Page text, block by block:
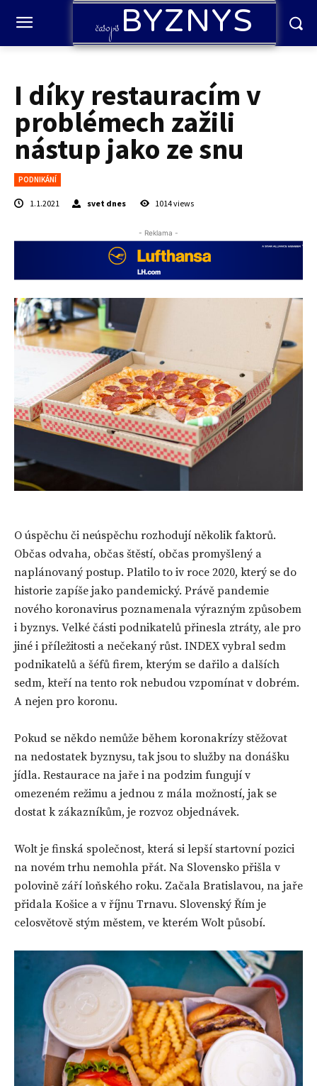
časopisBYZNYS
I díky restauracím v
problémech zažili
nástup jako ze snu
PODNIKÁNÍ
1.1.2021 svet dnes 1014views
- Reklama -
O úspěchu či neúspěchu rozhodují několik faktorů.
Občas odvaha, občas štěstí, občas promyšlený a
naplánovaný postup. Platilo to iv roce 2020, který se do
historie zapíše jako pandemický. Právě pandemie
nového koronavirus poznamenala výrazným způsobem
i byznys. Velké části podnikatelů přinesla ztráty, ale pro
jiné i příležitosti a nečekaný růst. INDEX vybral sedm
podnikatelů a šéfů firem, kterým se dařilo a dalších
sedm, kteří na tento rok nebudou vzpomínat v dobrém.
A nejen pro koronu.
Pokud se někdo nemůže během koronakrízy stěžovat
na nedostatek byznysu, tak jsou to služby na donášku
jídla. Restaurace na jaře i na podzim fungují v
omezeném režimu a jednou z mála možností, jak se
dostat k zákazníkům, je rozvoz objednávek.
Wolt je finská společnost, která si lepší startovní pozici
na novém trhu nemohla přát. Na Slovensko přišla v
polovině září loňského roku. Začala Bratislavou, na jaře
přidala Košice a v říjnu Trnavu. Slovenský Řím je
celosvětově stým městem, ve kterém Wolt působí.